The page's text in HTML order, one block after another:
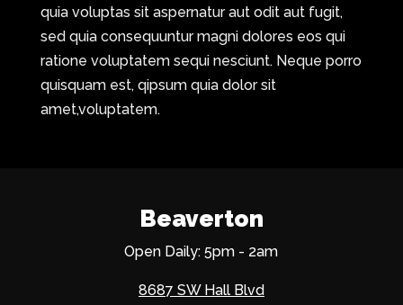
quia voluptas sit aspernatur aut odit aut fugit,
sed quia consequuntur magni dolores eos qui
ratione voluptatem sequi nesciunt. Neque porro
quisquam est, qipsum quia dolor sit
amet,voluptatem.
Beaverton
Open Daily: 5pm - 2am
8687 SW Hall Blvd